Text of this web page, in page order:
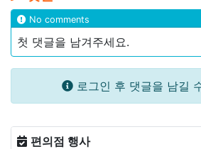
No comments
첫 댓글을 남겨주세요.
로그인 후 댓글을 남길
편의점 행사